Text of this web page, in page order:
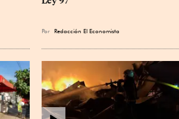
Por Redacción El Economista